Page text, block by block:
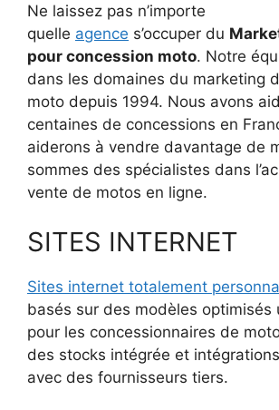
Ne laissez pas n’importe
quelle agence s’occuper du
pour concession moto. Notre
dans les domaines du marketing
moto depuis 1994. Nous avons
centaines de concessions en
aiderons à vendre davantage de
sommes des spécialistes dans
vente de motos en ligne.
SITES INTERNET
Sites internet totalement
basés sur des modèles optimisés
pour les concessionnaires de
des stocks intégrée et
avec des fournisseurs tiers.